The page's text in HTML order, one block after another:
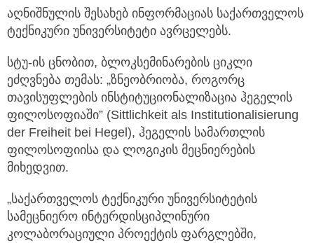
აღნიშნულის შესახებ ინფორმაციას საქართველოს
ტექნიკური უნივერსიტეტი ავრცელებს.
სტუ-ის ცნობით, ბლოკსემინარების ციკლი
ეძღვნება თემას: „ზნეობრიობა, როგორც
თავისუფლების ინსტიტუციონალიზაცია ჰეგელის
ფილოსოფიაში” (Sittlichkeit als Institutionalisierung
der Freiheit bei Hegel), ჰეგელის სამართლის
ფილოსოფიისა და ლოგიკის მეცნიერების
მიხედვით.
„საქართველოს ტექნიკური უნივერსიტეტის
სამეცნიერო ინტერდისციპლინური
კოლაბორაციული პროექტის ფარგლებში,